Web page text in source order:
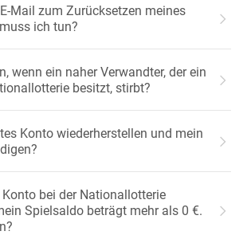
Mail zum Zurücksetzen meines
ich tun?
wenn ein naher Verwandter, der ein
besitzt, stirbt?
Konto wiederherstellen und mein
bei der Nationallotterie
Spielsaldo beträgt mehr als 0 €.